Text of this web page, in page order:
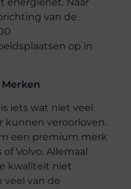
energienet. Naar
van de
op in
iets wat niet veel
kunnen veroorloven.
een premium merk
Volvo. Allemaal
kwaliteit niet
veel van de